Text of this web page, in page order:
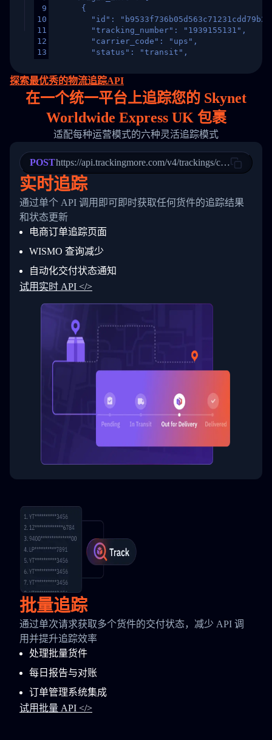
9
10
11
12
13
15
16
17
18
22
23
24
25
27
28
29
30
31
33
34
      {
"id":
        "tracking_number": "1939155131",
        "carrier_code": "ups",
        "status": "transit",
"destination_country": "United
        "itemTimeLength": 2,
        "weblink": "",
        "phone": null,
        "trackinfo": [
          {
            "Date": "2017-03-08 04: 22: 00",
"StatusDescription": "Departed
"Details": "Departed Facility
          },
          {
            "Date": "2017-03-06 15:28:00",
"StatusDescription": "Shipment
"Details": "BEIJING-
          }
        ]
      }
  }
}
探索最优秀的物流追踪API
在一个统一平台上追踪您的 Skynet
Worldwide Express UK 包裹
适配每种运营模式的六种灵活追踪模式
POSThttps://api.trackingmore.com/v4/trackings/create
实时追踪
通过单个 API 调用即可即时获取任何货件的追踪结果
和状态更新
电商订单追踪页面
WISMO 查询减少
自动化交付状态通知
试用实时 API </>
批量追踪
通过单次请求获取多个货件的交付状态，减少 API 调
用并提升追踪效率
处理批量货件
每日报告与对账
订单管理系统集成
试用批量 API </>